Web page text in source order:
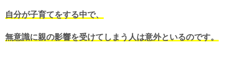
自分が子育てをする中で、
無意識に親の影響を受けてしまう人は意外といるのです。